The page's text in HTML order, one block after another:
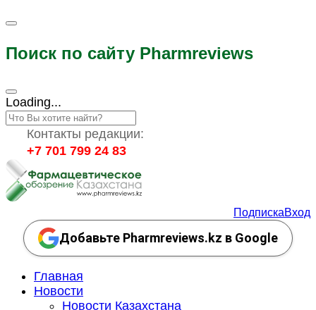
Поиск по сайту Pharmreviews
Loading...
Контакты редакции:
+7 701 799 24 83
ПодпискаВход
Добавьте Pharmreviews.kz в Google
Главная
Новости
Новости Казахстана